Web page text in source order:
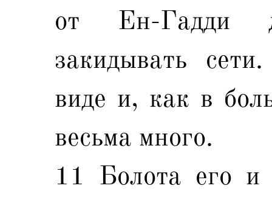
от Ен-Гадди
закидывать
виде и, как в
весьма много.
11 Болота его